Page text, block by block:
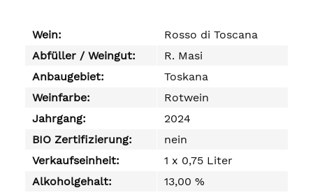
Wein:
Rosso di Toscana
Abfüller / Weingut:
R. Masi
Anbaugebiet:
Toskana
Weinfarbe:
Rotwein
Jahrgang:
2024
BIO Zertifizierung:
nein
Verkaufseinheit:
1 x 0,75 Liter
Alkoholgehalt:
13,00 %